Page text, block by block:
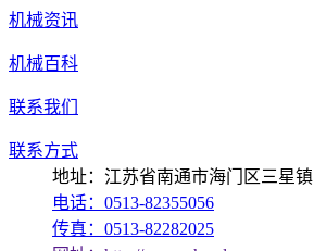
机械资讯
机械百科
联系我们
联系方式
地址：江苏省南通市海门区三星镇
电话：0513-82355056
传真：0513-82282025